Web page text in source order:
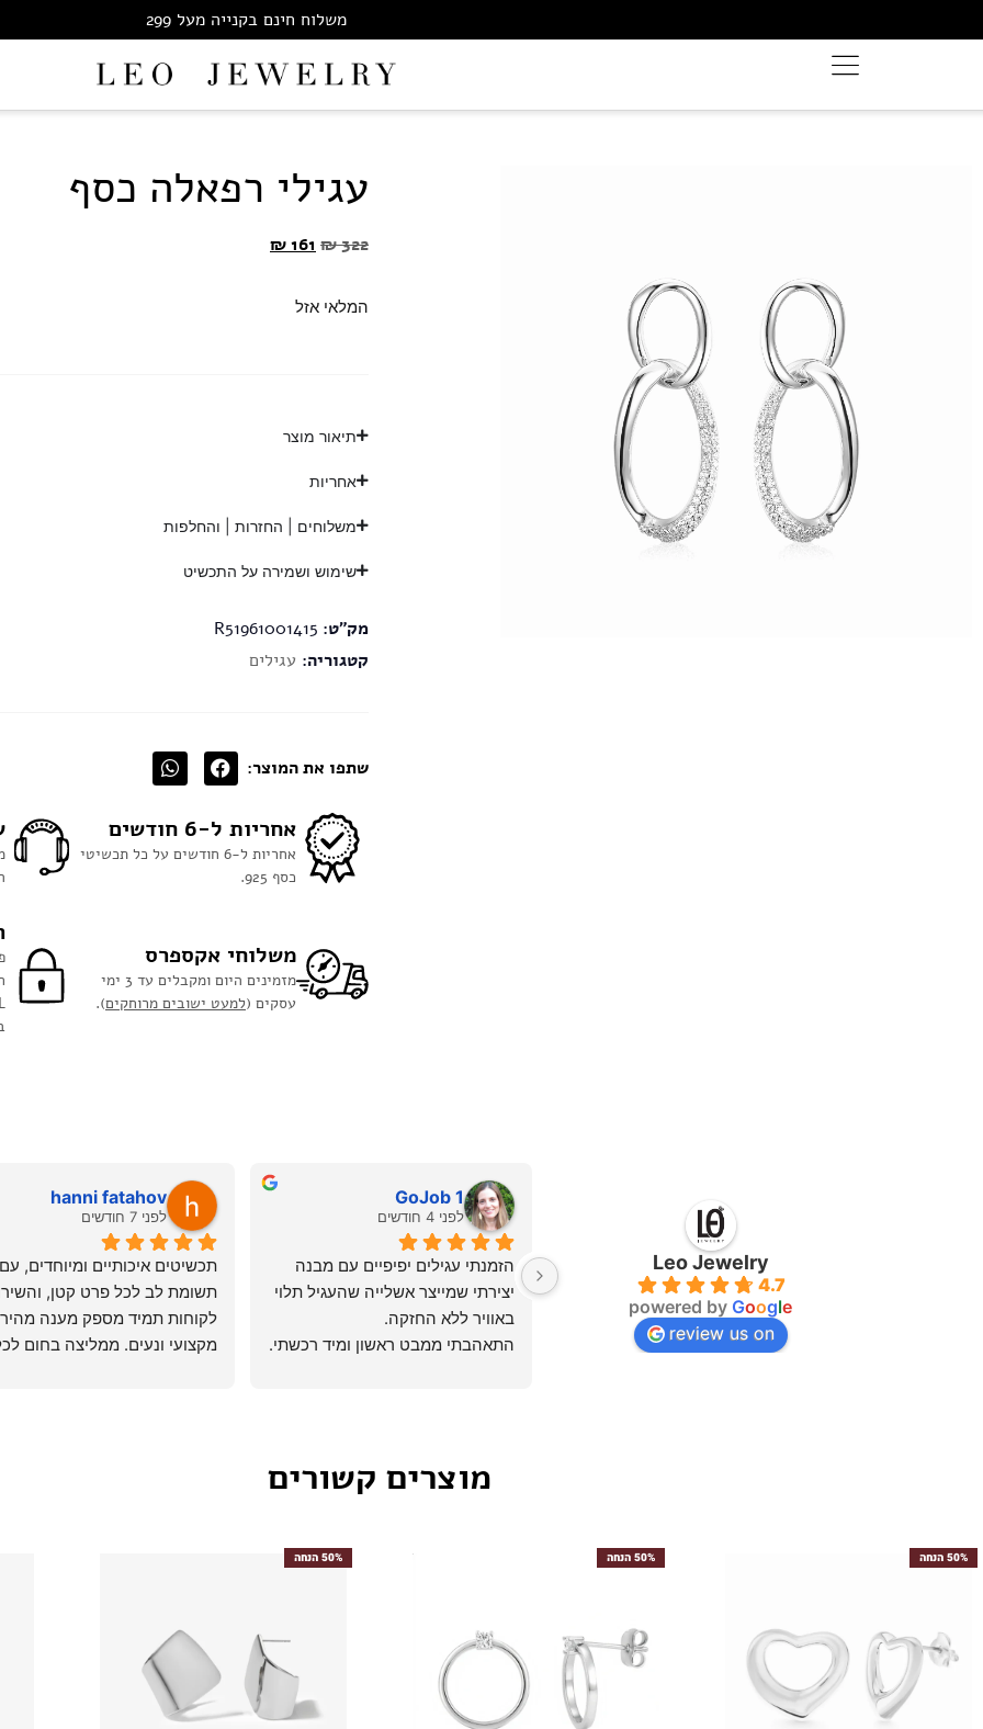
משלוח חינם בקנייה מעל 299
עגילי רפאלה כסף
₪322
₪161
המלאי אזל
תיאור מוצר
אחריות
משלוחים | החזרות | והחלפות
שימוש ושמירה על התכשיט
מק"ט: R51961001415
קטגוריה: עגילים
שתפו את המוצר:
אחריות ל-6 חודשים
אחריות ל-6 חודשים על כל תכשיטי
כסף 925.
משלוחי אקספרס
מזמינים היום ומקבלים עד 3 ימי
עסקים (למעט ישובים מרוחקים).
Leo Jewelry
4.7
powered by Google
review us on
GoJob 1
לפני 4 חודשים
באוויר ללא החזקה.
hanni fatahov
לפני 7 חודשים
מוצרים קשורים
50% הנחה 50% הנחה 50% הנחה